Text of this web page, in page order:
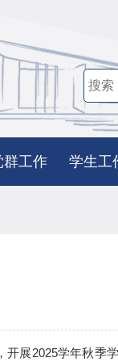
群工作 学生工
开展2025学年秋季